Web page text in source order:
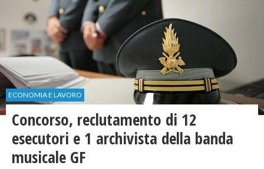
ECONOMIA E LAVORO
Concorso, reclutamento di 12
esecutori e 1 archivista della banda
musicale GF